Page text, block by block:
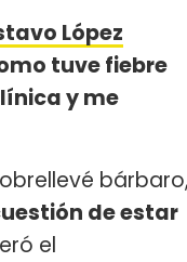
López
tuve fiebre
y me
de estar
el